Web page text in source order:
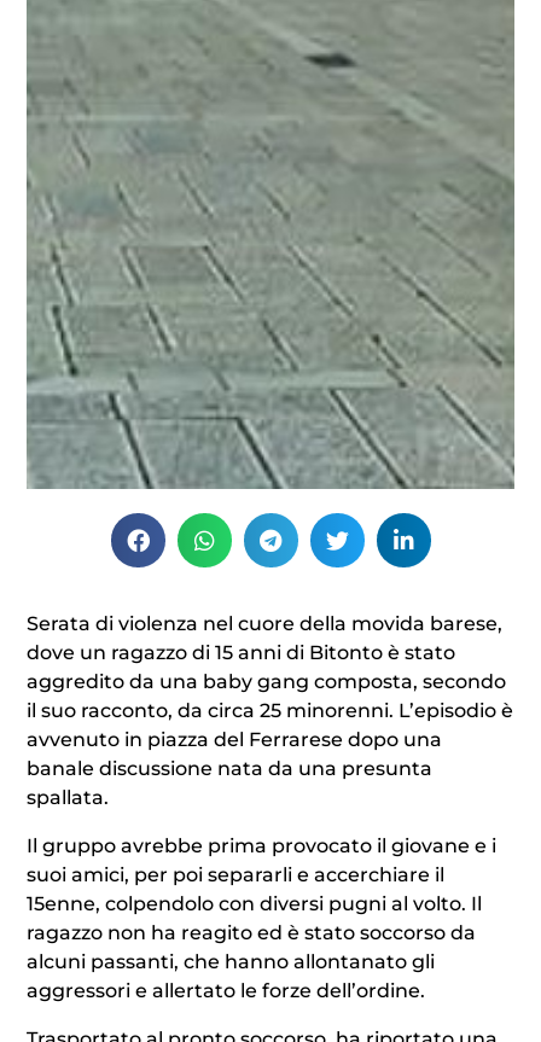
Serata di violenza nel cuore della movida barese,
dove un ragazzo di 15 anni di Bitonto è stato
aggredito da una baby gang composta, secondo
il suo racconto, da circa 25 minorenni. L’episodio è
avvenuto in piazza del Ferrarese dopo una
banale discussione nata da una presunta
spallata.
Il gruppo avrebbe prima provocato il giovane e i
suoi amici, per poi separarli e accerchiare il
15enne, colpendolo con diversi pugni al volto. Il
ragazzo non ha reagito ed è stato soccorso da
alcuni passanti, che hanno allontanato gli
aggressori e allertato le forze dell’ordine.